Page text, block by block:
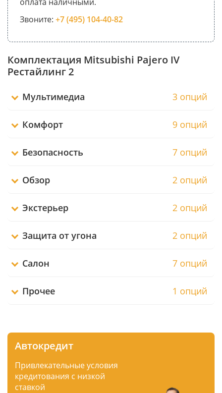
Звоните: +7 (495) 104-40-82
Комплектация Mitsubishi Pajero IV
Рестайлинг 2
Мультимедиа 3 опций
Комфорт 9 опций
Безопасность 7 опций
Обзор 2 опций
Экстерьер 2 опций
Защита от угона 2 опций
Салон 7 опций
Прочее 1 опций
Автокредит
Привлекательные условия
кредитования с низкой
ставкой